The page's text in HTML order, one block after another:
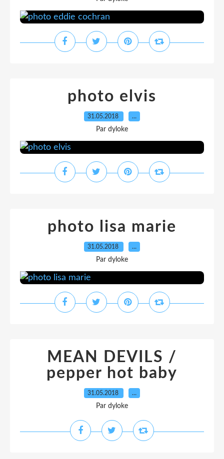
photo elvis
31.05.2018 …
Par dyloke
photo lisa marie
31.05.2018 …
Par dyloke
MEAN DEVILS /
pepper hot baby
31.05.2018 …
Par dyloke